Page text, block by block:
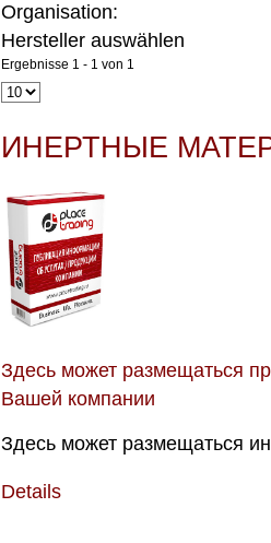
Organisation:
Hersteller auswählen
Ergebnisse 1 - 1 von 1
ИНЕРТНЫЕ
Здесь может размещаться
Вашей компании
Здесь может размещаться
Details